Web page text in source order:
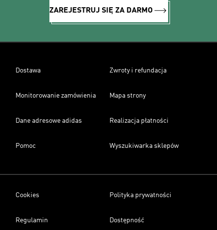
ZAREJESTRUJ SIĘ ZA DARMO
Dostawa Zwroty i refundacja
Monitorowanie zamówienia Mapa strony
Dane adresowe adidas Realizacja płatności
Pomoc Wyszukiwarka sklepów
Cookies Polityka prywatności
Regulamin Dostępność